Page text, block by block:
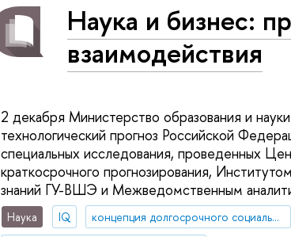
Наука и бизнес:
взаимодействия
2 декабря Министерство образования и
технологический прогноз Российской
специальных исследования, проведенных
краткосрочного прогнозирования,
знаний ГУ-ВШЭ и Межведомственным
Наука IQ
концепция долгосрочного социально-экономического развития РФ